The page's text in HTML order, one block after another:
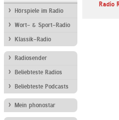
Hörspiele im Radio
Wort- & Sport-Radio
Klassik-Radio
Radiosender
Beliebteste Radios
Beliebteste Podcasts
Mein phonostar
Radio